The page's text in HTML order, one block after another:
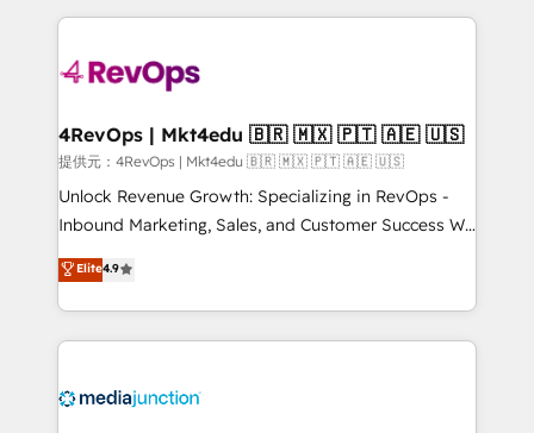
requirement). ✔️Helped over 25,000+ customers so
far with our HubSpot solutions. ✔️Bespoke apps &
on-demand bundle services. Connect with us today!
experience for your team and customers.
4RevOps | Mkt4edu 🇧🇷 🇲🇽 🇵🇹 🇦🇪 🇺🇸
提供元：4RevOps | Mkt4edu 🇧🇷 🇲🇽 🇵🇹 🇦🇪 🇺🇸
Unlock Revenue Growth: Specializing in RevOps -
Inbound Marketing, Sales, and Customer Success We
specialize in driving revenue growth for companies
across industries through tailored marketing, sales,
and customer success strategies, utilizing RevOps
methodologies. As Latin America's largest HubSpot
offer unparalleled insights. Operating in five
Elite4.9